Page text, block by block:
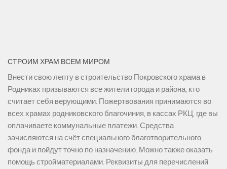
СТРОИМ ХРАМ ВСЕМ МИРОМ
Внести свою лепту в строительство Покровского храма в
Родниках призываются все жители города и района, кто
считает себя верующими. Пожертвования принимаются во
всех храмах родниковского благочиния, в кассах РКЦ, где вы
оплачиваете коммунальные платежи. Средства
зачисляются на счёт специального благотворительного
фонда и пойдут точно по назначению. Можно также оказать
помощь стройматериалами. Реквизиты для перечислений